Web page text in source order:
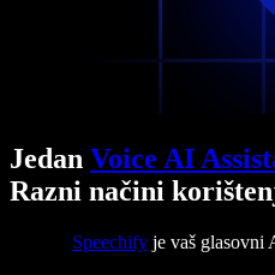
Jedan Voice AI
Razni načini
Speechifyje vaš glasovni